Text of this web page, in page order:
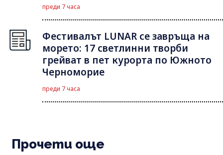
преди 7 часа
Фестивалът LUNAR се завръща на
морето: 17 светлинни творби
грейват в пет курорта по Южното
Черноморие
преди 7 часа
Прочети още